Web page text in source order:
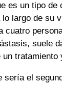
es un tipo de
largo de su
cuatro
suele
sería el